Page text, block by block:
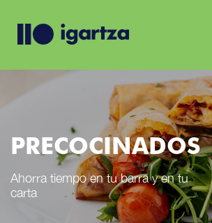
PRECOCINADOS
Ahorra tiempo en tu barra y en tu
carta